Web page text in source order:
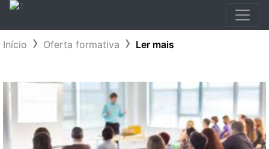
Início Oferta formativa Ler mais